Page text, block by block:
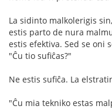
La sidinto malkolerigis
estis parto de nura
estis efektiva. Sed se oni
"Ĉu tio sufiĉas?"
Ne estis sufiĉa. La
"Ĉu mia tekniko estas